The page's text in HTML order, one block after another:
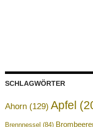
SCHLAGWÖRTER
Ahorn (129) Apfel
Brennnessel (84)